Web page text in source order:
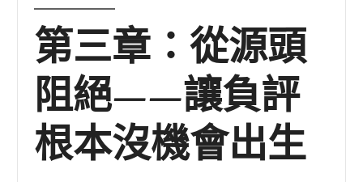
第三章：從源頭
阻絕——讓負評
根本沒機會出生